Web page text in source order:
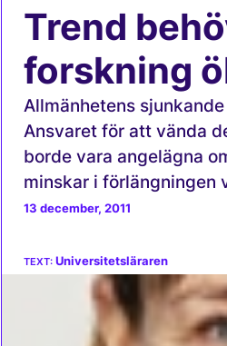
Trend
forskning
Allmänhetens
Ansvaret för att vända
borde vara angelägna
minskar i förlängningen
13 december, 2011
Universitetsläraren